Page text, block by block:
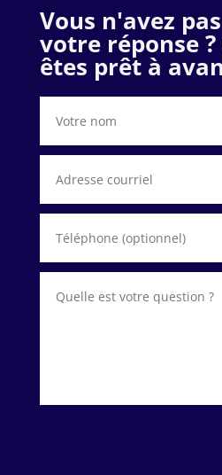
Vous n'avez
votre réponse
êtes prêt à